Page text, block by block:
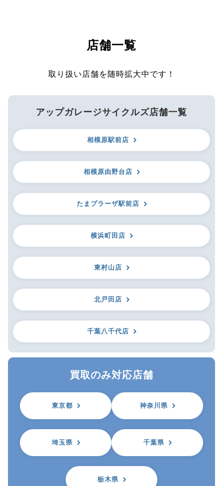
店舗一覧
取り扱い店舗を随時拡大中です！
アップガレージサイクルズ店舗一覧
相模原駅前店
相模原由野台店
たまプラーザ駅前店
横浜町田店
東村山店
北戸田店
千葉八千代店
買取のみ対応店舗
東京都 神奈川県
埼玉県 千葉県
栃木県